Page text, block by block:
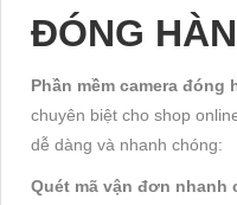
ĐÓNG
Phần mềm camera đóng
chuyên biệt cho shop
dễ dàng và nhanh chóng:
Quét mã vận đơn nhanh